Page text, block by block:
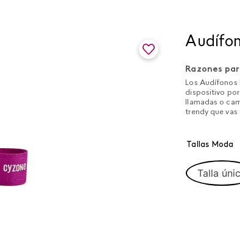
Razones
Los Audífonos
dispositivo
llamadas o
trendy que vas
Tallas Moda
Talla